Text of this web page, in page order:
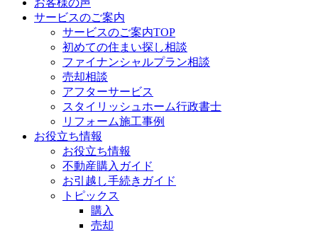
お客様の声
サービスのご案内
サービスのご案内TOP
初めての住まい探し相談
ファイナンシャルプラン相談
売却相談
アフターサービス
スタイリッシュホーム行政書士
リフォーム施工事例
お役立ち情報
お役立ち情報
不動産購入ガイド
お引越し手続きガイド
トピックス
購入
売却